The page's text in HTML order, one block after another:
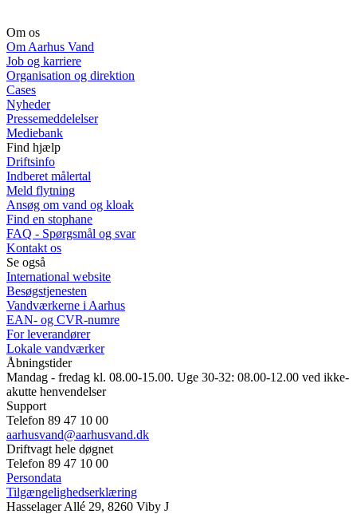
Om os
Om Aarhus Vand
Job og karriere
Organisation og direktion
Cases
Nyheder
Pressemeddelelser
Mediebank
Find hjælp
Driftsinfo
Indberet målertal
Meld flytning
Ansøg om vand og kloak
Find en stophane
FAQ - Spørgsmål og svar
Kontakt os
Se også
International website
Besøgstjenesten
Vandværkerne i Aarhus
EAN- og CVR-numre
For leverandører
Lokale vandværker
Åbningstider
Mandag - fredag kl. 08.00-15.00. Uge 30-32: 08.00-12.00 ved ikke-
akutte henvendelser
Support
Telefon 89 47 10 00
aarhusvand@aarhusvand.dk
Driftvagt hele døgnet
Telefon 89 47 10 00
Persondata
Tilgængelighedserklæring
Hasselager Allé 29, 8260 Viby J